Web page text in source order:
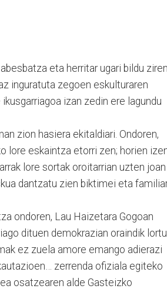
eta herritar ugari bildu ziren
inguratuta zegoen eskulturaren
izan zedin ere lagundu
zion hasiera ekitaldiari. Ondoren,
lore eskaintza etorri zen; horien
lore sortak oroitarrian uzten joan
dantzatu zien biktimei eta
ondoren, Lau Haizetara Gogoan
dituen demokrazian oraindik lortu
ez zuela amore emango adierazi
zerrenda ofiziala egiteko
osatzearen alde Gasteizko